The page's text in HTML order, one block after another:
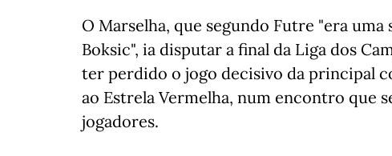
O Marselha, que segundo Futre "era
Boksic", ia disputar a final da Liga dos
ter perdido o jogo decisivo da principal
ao Estrela Vermelha, num encontro que
jogadores.